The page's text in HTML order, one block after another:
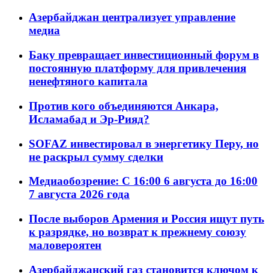
Азербайджан централизует управление
медиа
Баку превращает инвестиционный форум в
постоянную платформу для привлечения
ненефтяного капитала
Против кого объединяются Анкара,
Исламабад и Эр-Рияд?
SOFAZ инвестировал в энергетику Перу, но
не раскрыл сумму сделки
Медиаобозрение: С 16:00 6 августа до 16:00
7 августа 2026 года
После выборов Армения и Россия ищут путь
к разрядке, но возврат к прежнему союзу
маловероятен
Азербайджанский газ становится ключом к